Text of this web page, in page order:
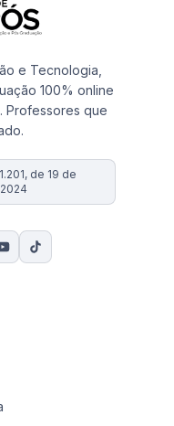
e Tecnologia,
100% online
Professores que
de 19 de